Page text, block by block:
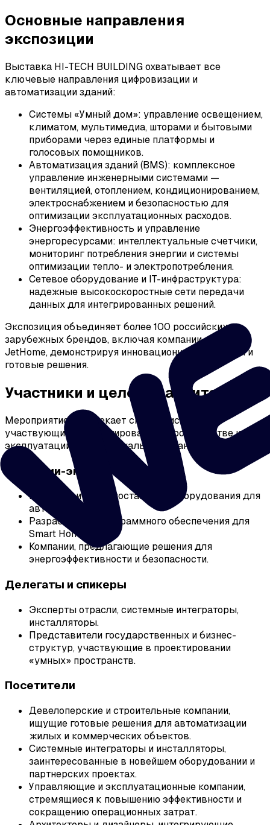
Основные направления
экспозиции
Выставка HI-TECH BUILDING охватывает все
ключевые направления цифровизации и
автоматизации зданий:
Системы «Умный дом»: управление освещением,
климатом, мультимедиа, шторами и бытовыми
приборами через единые платформы и
голосовых помощников.
Автоматизация зданий (BMS): комплексное
управление инженерными системами —
вентиляцией, отоплением, кондиционированием,
электроснабжением и безопасностью для
оптимизации эксплуатационных расходов.
Энергоэффективность и управление
энергоресурсами: интеллектуальные счетчики,
мониторинг потребления энергии и системы
оптимизации тепло- и электропотребления.
Сетевое оборудование и IT-инфраструктура:
надежные высокоскоростные сети передачи
данных для интегрированных решений.
Экспозиция объединяет более 100 российских и
зарубежных брендов, включая компании, такие как
JetHome, демонстрируя инновационные продукты и
готовые решения.
Участники и целевая аудитория
Мероприятие привлекает специалистов,
участвующих в проектировании, строительстве и
эксплуатации интеллектуальных зданий:
Компании-экспоненты
Производители и поставщики оборудования для
автоматизации.
Разработчики программного обеспечения для
Smart Home и BMS.
Компании, предлагающие решения для
энергоэффективности и безопасности.
Делегаты и спикеры
Эксперты отрасли, системные интеграторы,
инсталляторы.
Представители государственных и бизнес-
структур, участвующие в проектировании
«умных» пространств.
Посетители
Девелоперские и строительные компании,
ищущие готовые решения для автоматизации
жилых и коммерческих объектов.
Системные интеграторы и инсталляторы,
заинтересованные в новейшем оборудовании и
партнерских проектах.
Управляющие и эксплуатационные компании,
стремящиеся к повышению эффективности и
сокращению операционных затрат.